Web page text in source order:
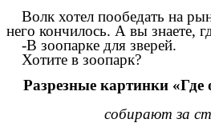
Волк хотел пообедать на
него кончилось. А вы знаете,
-В зоопарке для зверей.
Хотите в зоопарк?
Разрезные картинки «Где
собирают за